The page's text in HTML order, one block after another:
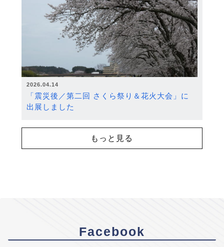
2026.04.14
「震災後／第二回 さくら祭り＆花火大会」に
出展しました
もっと見る
Facebook